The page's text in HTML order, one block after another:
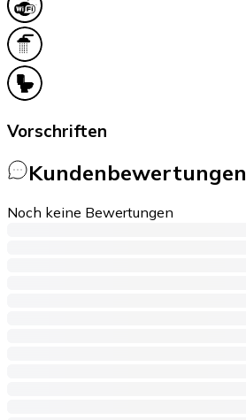
Vorschriften
Kundenbewertungen
Noch keine Bewertungen